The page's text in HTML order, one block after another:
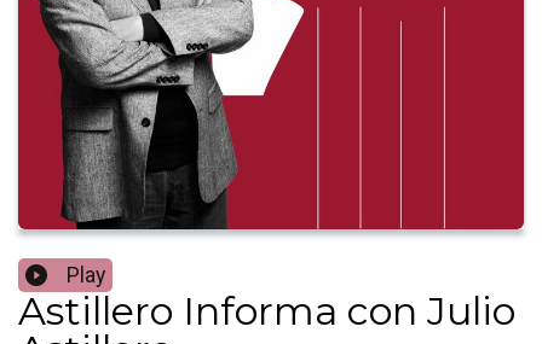
Play
Astillero Informa con Julio